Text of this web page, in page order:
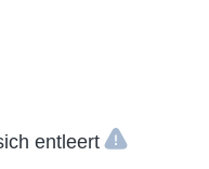
entleert